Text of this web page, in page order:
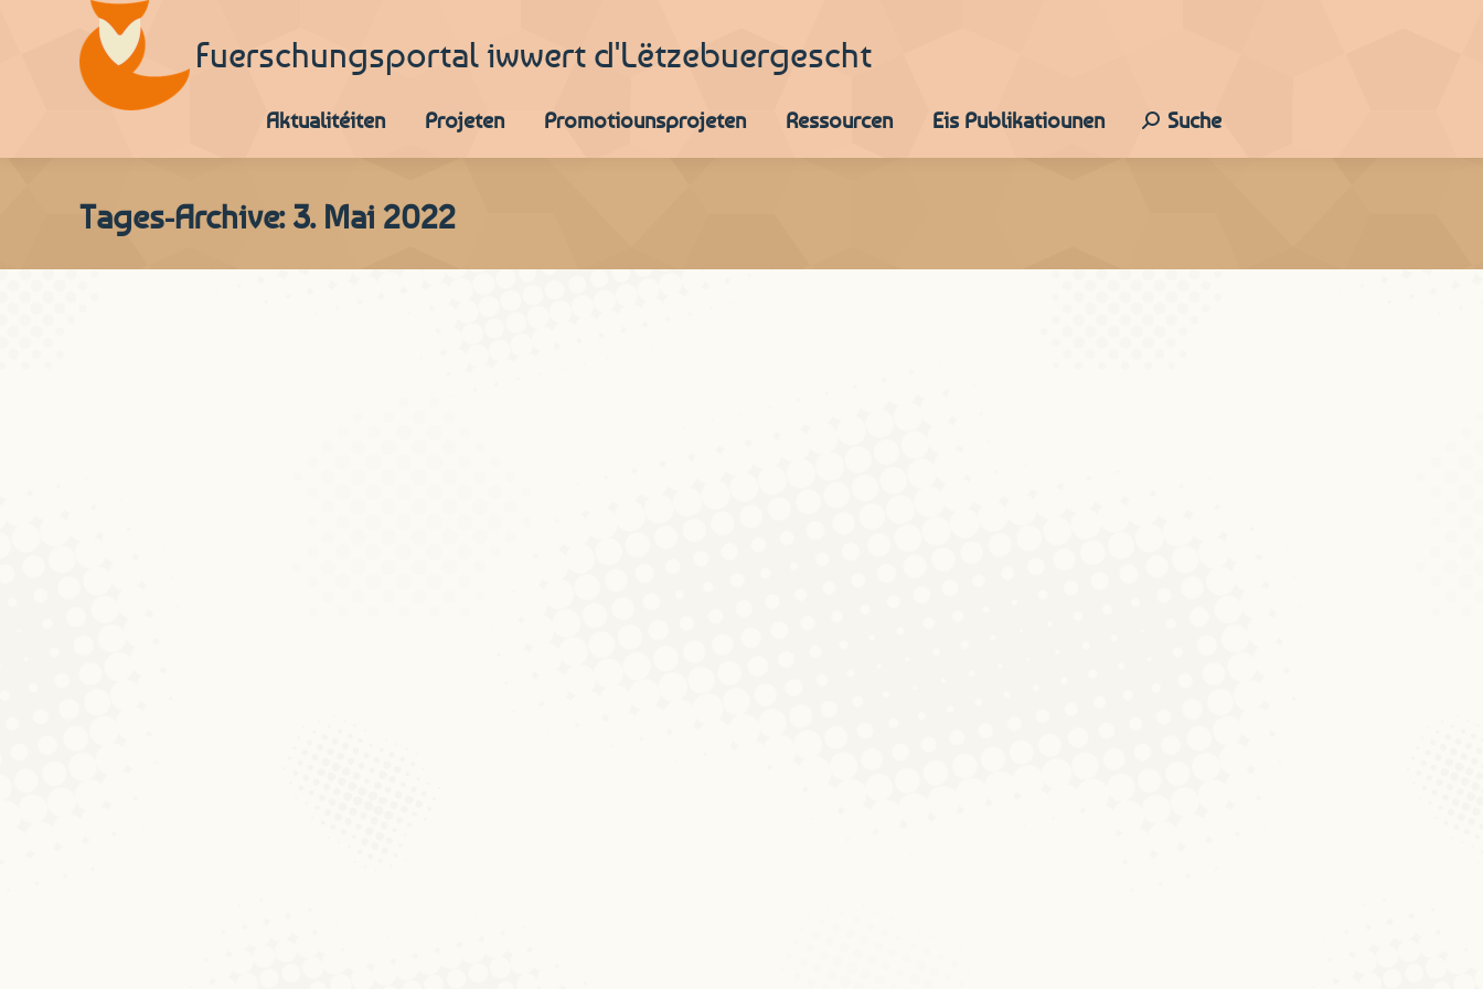
Fuerschungsportal iwwert d'Lëtzebuergescht
Aktualitéiten Projeten Promotiounsprojeten Ressourcen Eis Publikatiounen Search:
Suche
Tages-Archive:3. Mai 2022